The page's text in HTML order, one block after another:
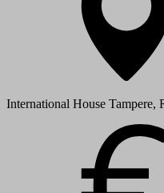
International House Tampere,